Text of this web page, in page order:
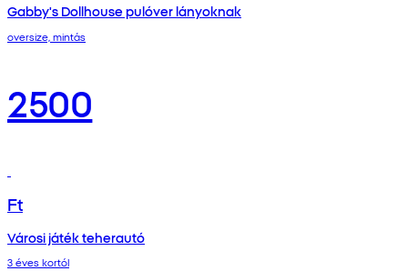
Gabby's Dollhouse pulóver lányoknak
oversize, mintás
2500
Ft
Városi játék teherautó
3 éves kortól